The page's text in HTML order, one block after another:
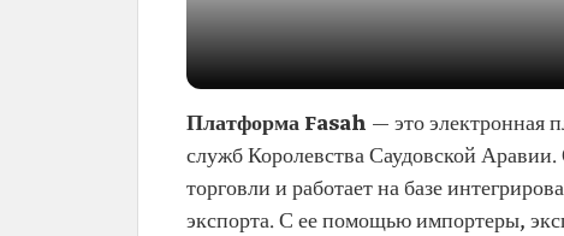
Платформа Fasah — это электронная
служб Королевства Саудовской
торговли и работает на базе
экспорта. С ее помощью импортеры,